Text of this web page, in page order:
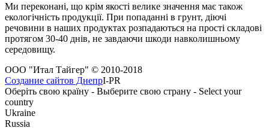
Ми переконані, що крім якості велике значення має також
екологічність продукції. При попаданні в грунт, діючі
речовини в наших продуктах розпадаються на прості складові
протягом 30-40 днів, не завдаючи шкоди навколишньому
середовищу.
ООО "Итал Тайгер" © 2010-2018
Создание сайтов ДнепрI-PR
Оберіть свою країну - Выберите свою страну - Select your
country
Ukraine
Russia